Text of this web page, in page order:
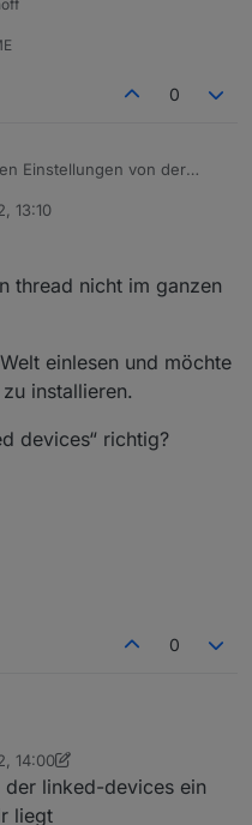
0
Einstellungen von der
13:10
thread nicht im ganzen
einlesen und möchte
installieren.
devices“ richtig?
0
den thread nicht im
Welt einlesen und
14:00
linked-devices ein
liegt